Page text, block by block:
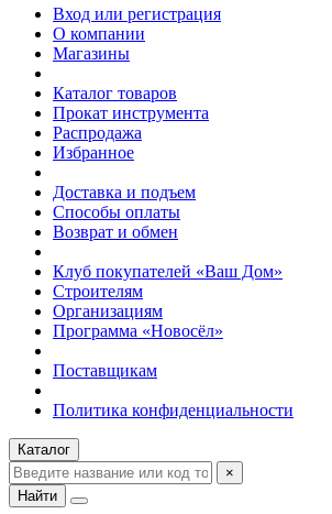
Вход или регистрация
О компании
Магазины
Каталог товаров
Прокат инструмента
Распродажа
Избранное
Доставка и подъем
Способы оплаты
Возврат и обмен
Клуб покупателей «Ваш Дом»
Строителям
Организациям
Программа «Новосёл»
Поставщикам
Политика конфиденциальности
Каталог
×
Найти